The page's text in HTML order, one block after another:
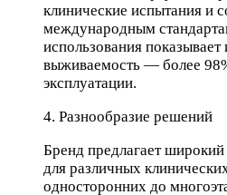
клинические испытания и
международным
использования
выживаемость — более
эксплуатации.
4. Разнообразие решений
Бренд предлагает
для различных
односторонних до